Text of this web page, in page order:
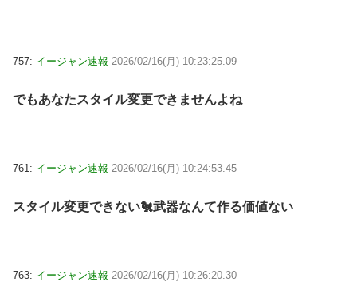
757: イージャン速報 2026/02/16(月) 10:23:25.09
でもあなたスタイル変更できませんよね
761: イージャン速報 2026/02/16(月) 10:24:53.45
スタイル変更できない🐔武器なんて作る価値ない
763: イージャン速報 2026/02/16(月) 10:26:20.30